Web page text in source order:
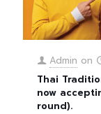
Admin on
Thai
now
round).